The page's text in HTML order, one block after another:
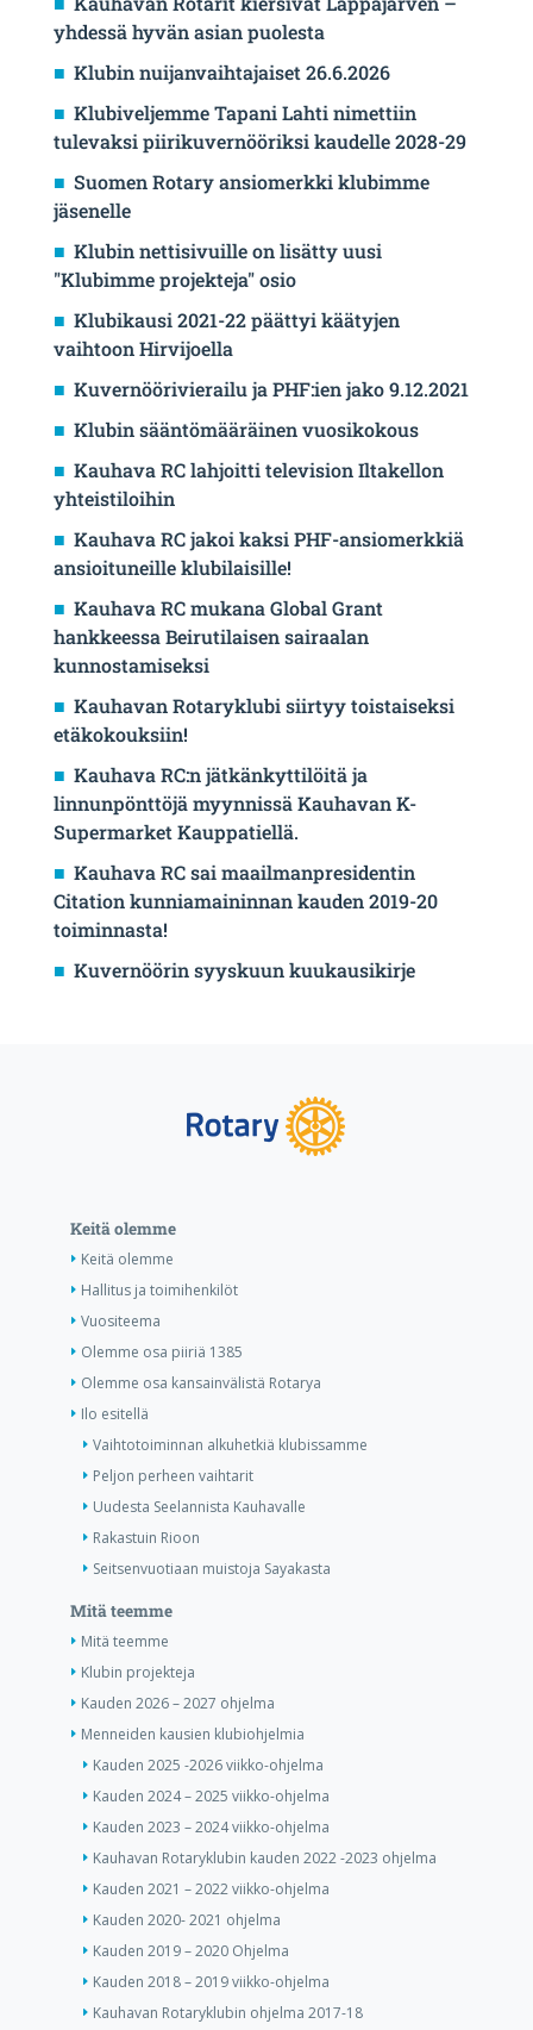
yhdessä hyvän asian puolesta
Klubin nuijanvaihtajaiset 26.6.2026
Klubiveljemme Tapani Lahti nimettiin
tulevaksi piirikuvernööriksi kaudelle 2028-29
Suomen Rotary ansiomerkki klubimme
jäsenelle
Klubin nettisivuille on lisätty uusi
"Klubimme projekteja" osio
Klubikausi 2021-22 päättyi käätyjen
vaihtoon Hirvijoella
Kuvernöörivierailu ja PHF:ien jako 9.12.2021
Klubin sääntömääräinen vuosikokous
Kauhava RC lahjoitti television Iltakellon
yhteistiloihin
Kauhava RC jakoi kaksi PHF-ansiomerkkiä
ansioituneille klubilaisille!
Kauhava RC mukana Global Grant
hankkeessa Beirutilaisen sairaalan
kunnostamiseksi
Kauhavan Rotaryklubi siirtyy toistaiseksi
etäkokouksiin!
Kauhava RC:n jätkänkyttilöitä ja
linnunpönttöjä myynnissä Kauhavan K-
Supermarket Kauppatiellä.
Kauhava RC sai maailmanpresidentin
Citation kunniamaininnan kauden 2019-20
toiminnasta!
Kuvernöörin syyskuun kuukausikirje
Keitä olemme
Keitä olemme
Hallitus ja toimihenkilöt
Vuositeema
Olemme osa piiriä 1385
Olemme osa kansainvälistä Rotarya
Ilo esitellä
Vaihtotoiminnan alkuhetkiä klubissamme
Peljon perheen vaihtarit
Uudesta Seelannista Kauhavalle
Rakastuin Rioon
Seitsenvuotiaan muistoja Sayakasta
Mitä teemme
Mitä teemme
Klubin projekteja
Kauden 2026 – 2027 ohjelma
Menneiden kausien klubiohjelmia
Kauden 2025 -2026 viikko-ohjelma
Kauden 2024 – 2025 viikko-ohjelma
Kauden 2023 – 2024 viikko-ohjelma
Kauhavan Rotaryklubin kauden 2022 -2023 ohjelma
Kauden 2021 – 2022 viikko-ohjelma
Kauden 2020- 2021 ohjelma
Kauden 2019 – 2020 Ohjelma
Kauden 2018 – 2019 viikko-ohjelma
Kauhavan Rotaryklubin ohjelma 2017-18